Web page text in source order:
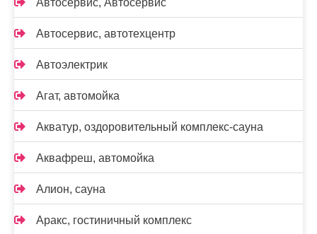
Автосервис, Автосервис
Автосервис, автотехцентр
Автоэлектрик
Агат, автомойка
Акватур, оздоровительный комплекс-сауна
Аквафреш, автомойка
Алион, сауна
Аракс, гостиничный комплекс